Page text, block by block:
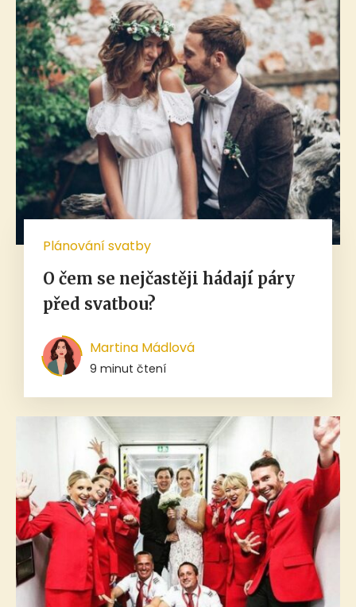
Plánování svatby
O čem se nejčastěji hádají páry
před svatbou?
Martina Mádlová
9 minut čtení